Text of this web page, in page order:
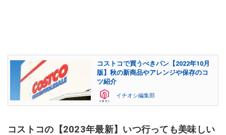
コストコで買うべきパン【2022年10月
版】秋の新商品やアレンジや保存のコ
ツ紹介
イチオシ編集部
コストコの【2023年最新】いつ行っても美味しい